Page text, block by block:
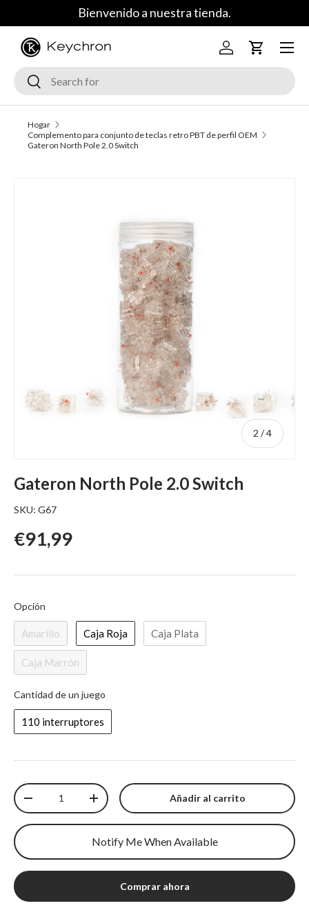
Saltar al contenido
Bienvenido a nuestra tienda.
BuscarBuscar
Iniciar sesión
Carrito
Menú
Hogar
Complemento para conjunto de teclas retro PBT de perfil OEM
Gateron North Pole 2.0 Switch
2 /de
4
Gateron North Pole 2.0 Switch
SKU: G67
Precio regular
€91,99
Opción
Amarillo Caja Roja Caja Plata
Caja Marrón
Cantidad de un juego
110 interruptores
Cantidad
Disminuir cantidadAumentar cantidadAñadir al carrito
Notify Me When Available
Comprar ahora